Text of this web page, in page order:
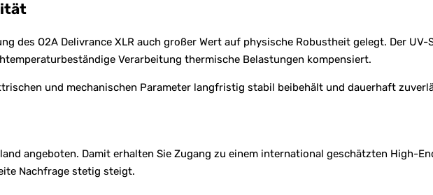
des O2A Delivrance XLR auch großer Wert auf physische Robustheit gelegt. Der
Verarbeitung thermische Belastungen kompensiert.
und mechanischen Parameter langfristig stabil beibehält und dauerhaft
angeboten. Damit erhalten Sie Zugang zu einem international geschätzten High-
Nachfrage stetig steigt.